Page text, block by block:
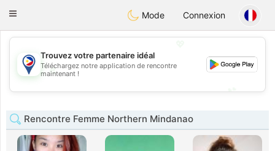
PhilippinesChat
Toggle
Mode Connexion
💖
💕
Trouvez votre partenaire idéal
Téléchargez notre application de rencontre
maintenant !
Rencontre Femme Northern Mindanao